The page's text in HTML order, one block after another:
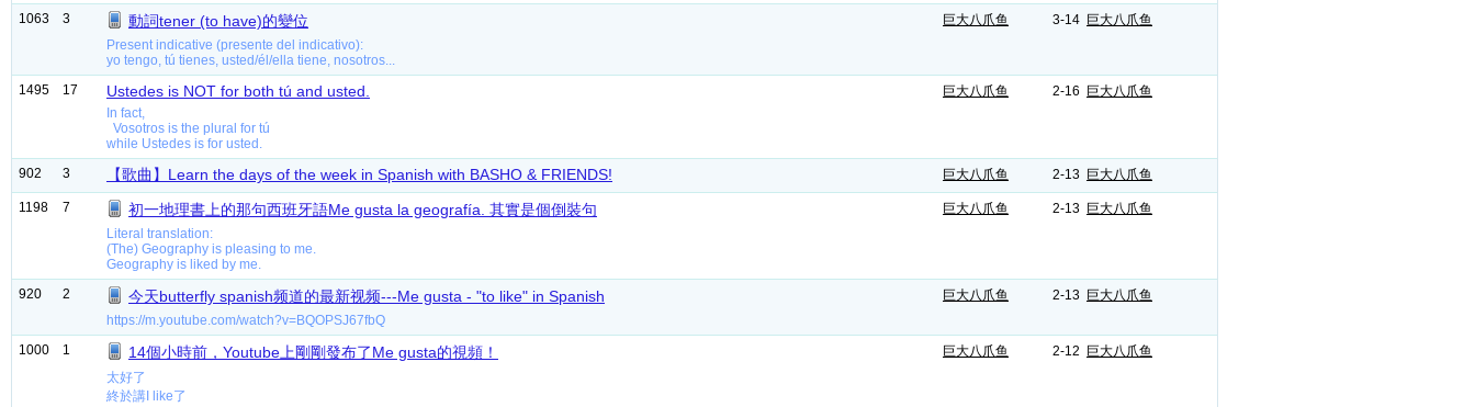
1063 3 動詞tener (to have)的變位
Present indicative (presente del indicativo):
yo tengo, tú tienes, usted/él/ella tiene, nosotros...
巨大八爪鱼 3-14 巨大八爪鱼
1495 17 Ustedes is NOT for both tú and usted.
In fact,
Vosotros is the plural for tú
while Ustedes is for usted.
巨大八爪鱼 2-16 巨大八爪鱼
902 3 【歌曲】Learn the days of the week in Spanish with BASHO & FRIENDS! 巨大八爪鱼 2-13 巨大八爪鱼
1198 7 初一地理書上的那句西班牙語Me gusta la geografía. 其實是個倒裝句
Literal translation:
(The) Geography is pleasing to me.
Geography is liked by me.
巨大八爪鱼 2-13 巨大八爪鱼
920 2 今天butterfly spanish频道的最新视频---Me gusta - "to like" in Spanish
https://m.youtube.com/watch?v=BQOPSJ67fbQ
巨大八爪鱼 2-13 巨大八爪鱼
1000 1 14個小時前，Youtube上剛剛發布了Me gusta的視頻！
太好了
終於講I like了
巨大八爪鱼 2-12 巨大八爪鱼